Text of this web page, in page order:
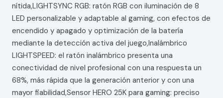
nítida,LIGHTSYNC RGB: ratón RGB con iluminación de 8
LED personalizable y adaptable al gaming, con efectos de
encendido y apagado y optimización de la batería
mediante la detección activa del juego,Inalámbrico
LIGHTSPEED: el ratón inalámbrico presenta una
conectividad de nivel profesional con una respuesta un
68%, más rápida que la generación anterior y con una
mayor fiabilidad,Sensor HERO 25K para gaming: preciso